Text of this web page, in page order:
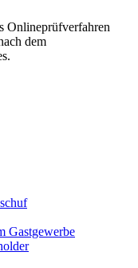
Onlineprüfverfahren
dem
schuf
Gastgewerbe